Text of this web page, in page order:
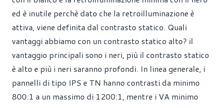
ed è inutile perchè dato che la retroilluminazione è
attiva, viene definita dal contrasto statico. Quali
vantaggi abbiamo con un contrasto statico alto? il
vantaggio principali sono i neri, più il contrasto statico
è alto e più i neri saranno profondi. In linea generale, i
pannelli di tipo IPS e TN hanno contrasti da minimo
800:1 a un massimo di 1200:1, mentre i VA minimo